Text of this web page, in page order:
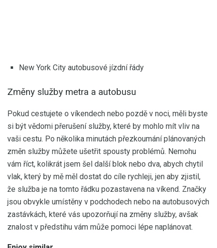
New York City autobusové jízdní řády
Změny služby metra a autobusu
Pokud cestujete o víkendech nebo pozdě v noci, měli byste
si být vědomi přerušení služby, které by mohlo mít vliv na
vaši cestu. Po několika minutách přezkoumání plánovaných
změn služby můžete ušetřit spousty problémů. Nemohu
vám říct, kolikrát jsem šel další blok nebo dva, abych chytil
vlak, který by mě měl dostat do cíle rychleji, jen aby zjistil,
že služba je na tomto řádku pozastavena na víkend. Značky
jsou obvykle umístěny v podchodech nebo na autobusových
zastávkách, které vás upozorňují na změny služby, avšak
znalost v předstihu vám může pomoci lépe naplánovat.